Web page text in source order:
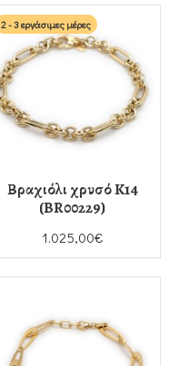
2 - 3 εργάσιμες μέρες
Βραχιόλι χρυσό K14
(BR00229)
1.025,00€